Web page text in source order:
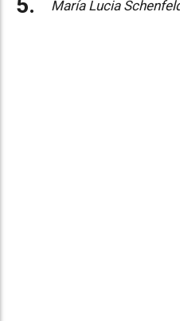
María Lucia